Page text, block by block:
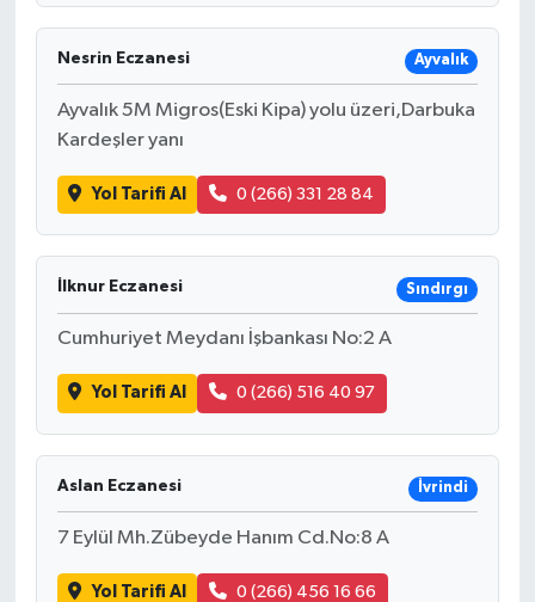
Nesrin Eczanesi Ayvalık
Ayvalık 5M Migros(Eski Kipa) yolu üzeri,Darbuka
Kardeşler yanı
Yol Tarifi Al 0 (266) 331 28 84
İlknur Eczanesi Sındırgı
Cumhuriyet Meydanı İşbankası No:2 A
Yol Tarifi Al 0 (266) 516 40 97
Aslan Eczanesi İvrindi
7 Eylül Mh.Zübeyde Hanım Cd.No:8 A
Yol Tarifi Al 0 (266) 456 16 66